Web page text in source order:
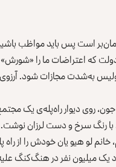
است پس باید مواظب
که اعتراضات ما را
به‌شدت مجازات شود.
این پیام را یک زن 21 ساله در روز 29 جون،
با رنگ سرخ و دست لرزان
لو هیو یان خودش را از راه
از آن، در 9 جون حدود یک میلیون نفر